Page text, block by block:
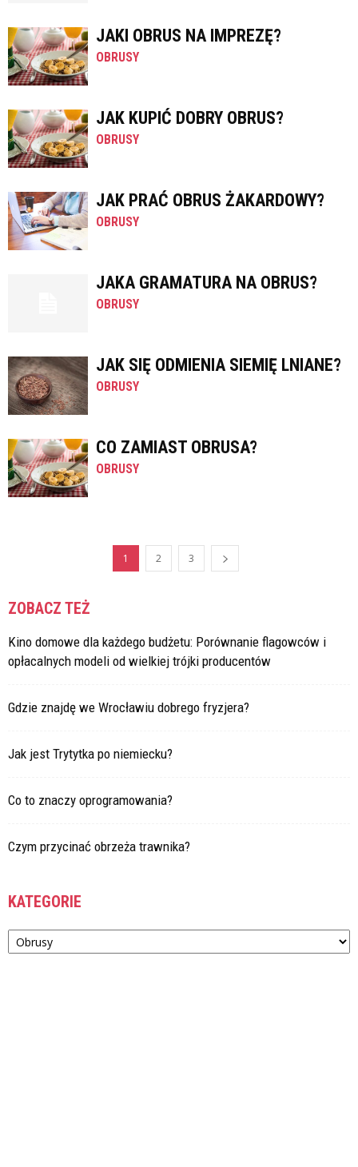
JAKI OBRUS NA IMPREZĘ?
OBRUSY
JAK KUPIĆ DOBRY OBRUS?
OBRUSY
JAK PRAĆ OBRUS ŻAKARDOWY?
OBRUSY
JAKA GRAMATURA NA OBRUS?
OBRUSY
JAK SIĘ ODMIENIA SIEMIĘ LNIANE?
OBRUSY
CO ZAMIAST OBRUSA?
OBRUSY
1 2 3
ZOBACZ TEŻ
Kino domowe dla każdego budżetu: Porównanie flagowców i
opłacalnych modeli od wielkiej trójki producentów
Gdzie znajdę we Wrocławiu dobrego fryzjera?
Jak jest Trytytka po niemiecku?
Co to znaczy oprogramowania?
Czym przycinać obrzeża trawnika?
KATEGORIE
Kategorie